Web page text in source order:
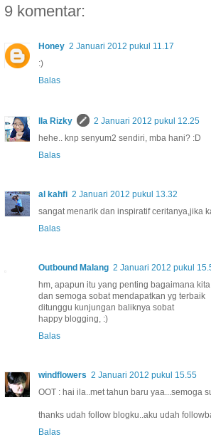
9 komentar:
Honey 2 Januari 2012 pukul 11.17
:)
Balas
Ila Rizky
2 Januari 2012 pukul 12.25
hehe.. knp senyum2 sendiri, mba hani? :D
Balas
al kahfi 2 Januari 2012 pukul 13.32
sangat menarik dan inspiratif ceritanya,jika
Balas
Outbound Malang 2 Januari 2012 pukul
hm, apapun itu yang penting bagaimana
dan semoga sobat mendapatkan yg terbaik
ditunggu kunjungan baliknya sobat
happy blogging, :)
Balas
windflowers 2 Januari 2012 pukul 15.55
OOT : hai ila..met tahun baru yaa...semoga
thanks udah follow blogku..aku udah
Balas